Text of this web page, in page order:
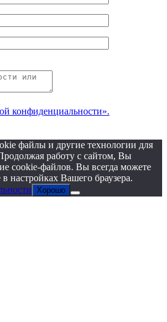
конфиденциальности».
файлы и другие технологии для
работу с сайтом, Вы
cookie-файлов. Вы всегда можете
настройках Вашего браузера.
Хорошо